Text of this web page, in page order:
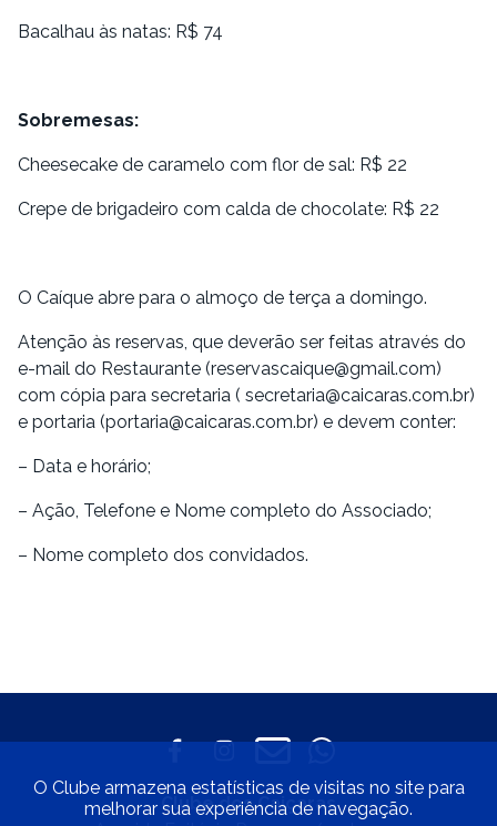
Bacalhau às natas: R$ 74
Sobremesas:
Cheesecake de caramelo com flor de sal: R$ 22
Crepe de brigadeiro com calda de chocolate: R$ 22
O Caíque abre para o almoço de terça a domingo.
Atenção às reservas, que deverão ser feitas através do
e-mail do Restaurante (reservascaique@gmail.com)
com cópia para secretaria ( secretaria@caicaras.com.br)
e portaria (portaria@caicaras.com.br) e devem conter:
– Data e horário;
– Ação, Telefone e Nome completo do Associado;
– Nome completo dos convidados.
Clube dos Caiçaras
O Clube armazena estatísticas de visitas no site para
melhorar sua experiência de navegação.